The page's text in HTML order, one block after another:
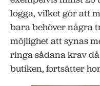
logga, vilket gör att
bara behöver några
möjlighet att synas
ringa sådana krav
butiken, fortsätter